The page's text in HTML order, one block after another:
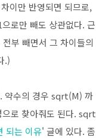
이만 반영되면 되므로,
로만 빼도 상관없다. 근
부 빼면서 그 차이들의
.)
약수의 경우 sqrt(M) 까
로 찾아줘도 된다. sqrt
되는 이유' 글에 있다. 좀